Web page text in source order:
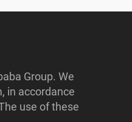
Group. We
in accordance
use of these